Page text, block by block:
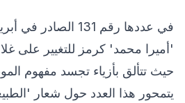
'أميرا محمد' كرمز للتغيير على
حيث تتألق بأزياء تجسد مفهوم
يتمحور هذا العدد حول شعار